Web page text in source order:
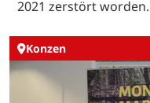
2021 zerstört worden.
Konzen